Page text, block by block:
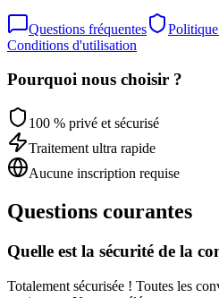
Questions fréquentes
Conditions d'utilisation
Pourquoi nous choisir ?
100 % privé et sécurisé
Traitement ultra rapide
Aucune inscription requise
Questions courantes
Quelle est la sécurité de la
Totalement sécurisée ! Toutes les